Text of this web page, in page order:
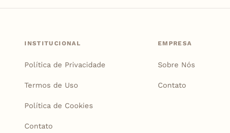
INSTITUCIONAL
Política de Privacidade
Termos de Uso
Política de Cookies
Contato
EMPRESA
Sobre Nós
Contato